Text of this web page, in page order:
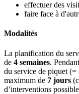
effectuer des
faire face à
Modalités
La planification du
de 4 semaines.
du service de piquet (=
maximum de 7 jours
d’interventions